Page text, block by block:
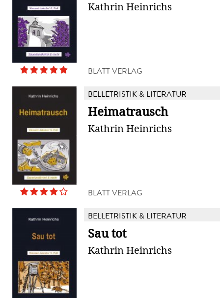
Kathrin Heinrichs
BLATT VERLAG
BELLETRISTIK & LITERATUR
Heimatrausch
Kathrin Heinrichs
BLATT VERLAG
BELLETRISTIK & LITERATUR
Sau tot
Kathrin Heinrichs